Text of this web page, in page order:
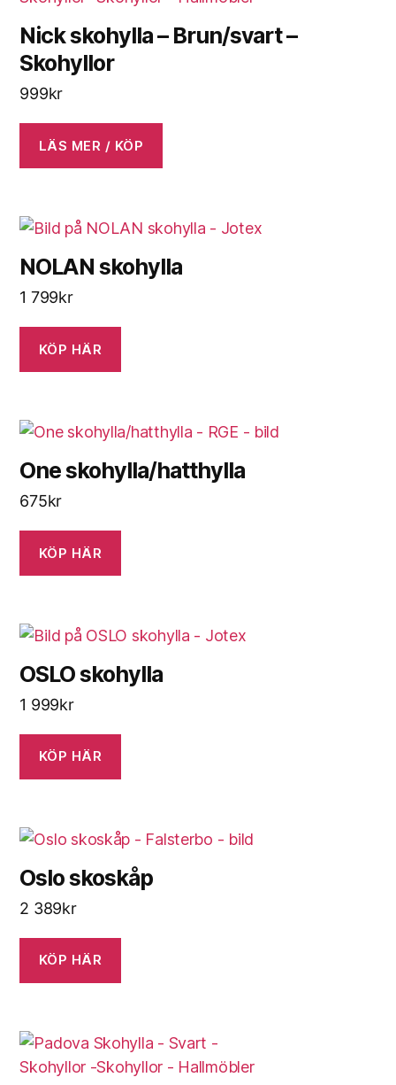
Nick skohylla – Brun/svart –
Skohyllor
999kr
LÄS MER / KÖP
NOLAN skohylla
1 799kr
KÖP HÄR
One skohylla/hatthylla
675kr
KÖP HÄR
OSLO skohylla
1 999kr
KÖP HÄR
Oslo skoskåp
2 389kr
KÖP HÄR